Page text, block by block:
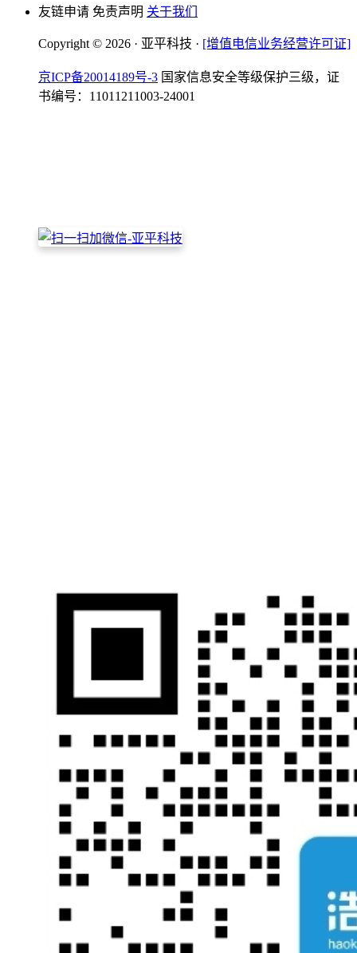
友链申请 免责声明 关于我们
Copyright © 2026 · 亚平科技 · [增值电信业务经营许可证]
京ICP备20014189号-3 国家信息安全等级保护三级，证
书编号：11011211003-24001